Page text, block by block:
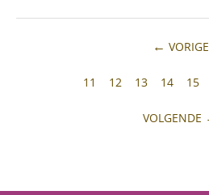
VORIGE
11 12 13 14 15
VOLGENDE